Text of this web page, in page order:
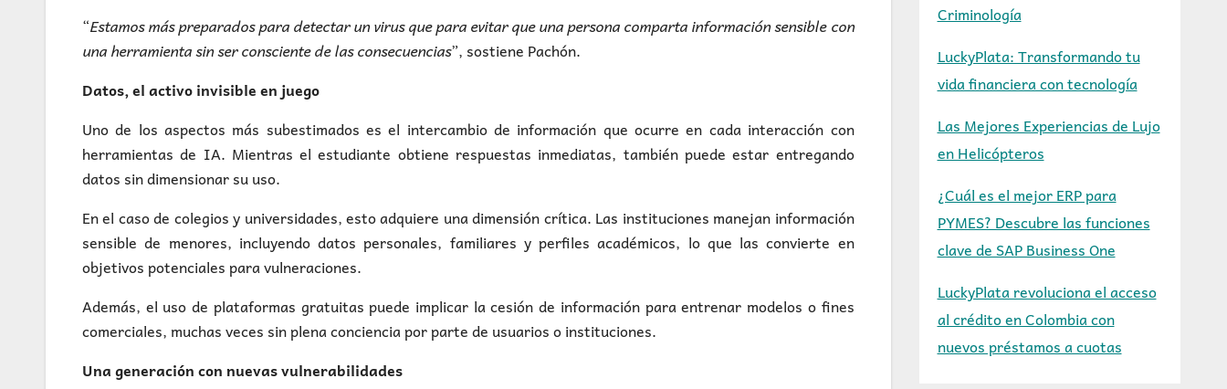
“Estamos más preparados para detectar un virus que para evitar que una persona comparta información sensible con
una herramienta sin ser consciente de las consecuencias”, sostiene Pachón.
Datos, el activo invisible en juego
Uno de los aspectos más subestimados es el intercambio de información que ocurre en cada interacción con
herramientas de IA. Mientras el estudiante obtiene respuestas inmediatas, también puede estar entregando
datos sin dimensionar su uso.
En el caso de colegios y universidades, esto adquiere una dimensión crítica. Las instituciones manejan información
sensible de menores, incluyendo datos personales, familiares y perfiles académicos, lo que las convierte en
objetivos potenciales para vulneraciones.
Además, el uso de plataformas gratuitas puede implicar la cesión de información para entrenar modelos o fines
comerciales, muchas veces sin plena conciencia por parte de usuarios o instituciones.
Una generación con nuevas vulnerabilidades
Criminología
LuckyPlata: Transformando tu
vida financiera con tecnología
Las Mejores Experiencias de Lujo
en Helicópteros
¿Cuál es el mejor ERP para
PYMES? Descubre las funciones
clave de SAP Business One
LuckyPlata revoluciona el acceso
al crédito en Colombia con
nuevos préstamos a cuotas